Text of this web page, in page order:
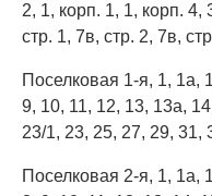
2, 1, корп. 1, 1, корп. 4,
стр. 1, 7в, стр. 2, 7в,
Поселковая 1-я, 1, 1а,
9, 10, 11, 12, 13, 13а,
23/1, 23, 25, 27, 29, 31,
Поселковая 2-я, 1, 1а,